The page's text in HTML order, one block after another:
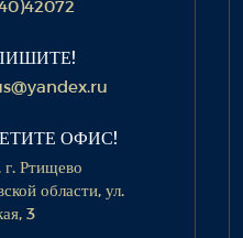
ОФИС!
г. Ртищево
области, ул.
3